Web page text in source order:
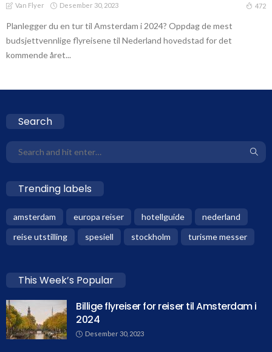
Van Flyer Desember 30, 2023 472
Planlegger du en tur til Amsterdam i 2024? Oppdag de mest
budsjettvennlige flyreisene til Nederland hovedstad for det
kommende året...
Search
Trending labels
amsterdam europa reiser hotellguide
nederland
reise utstilling
spesiell stockholm turisme messer
This Week’s Popular
Billige flyreiser for reiser til Amsterdam i
2024
Desember 30, 2023